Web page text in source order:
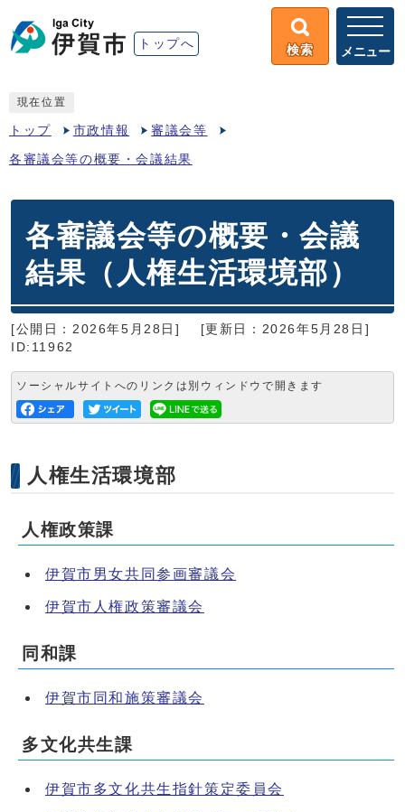
トップへ 検索 メニュー
現在位置
トップ 市政情報 審議会等
各審議会等の概要・会議結果
各審議会等の概要・会議
結果（人権生活環境部）
[公開日：2026年5月28日]
[更新日：2026年5月28日]
ID:11962
ソーシャルサイトへのリンクは別ウィンドウで開きます
人権生活環境部
人権政策課
伊賀市男女共同参画審議会
伊賀市人権政策審議会
同和課
伊賀市同和施策審議会
多文化共生課
伊賀市多文化共生指針策定委員会